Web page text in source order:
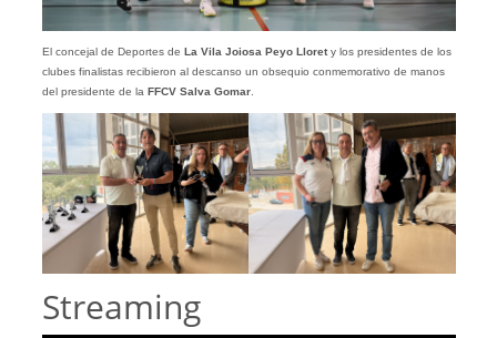
El concejal de Deportes de La Vila Joiosa Peyo Llorety los presidentes de los
clubes finalistas recibieron al descanso un obsequio conmemorativo de manos
del presidente de la FFCV Salva Gomar.
Streaming